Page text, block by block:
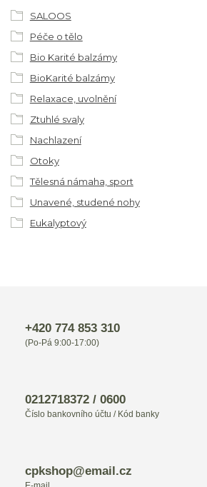
SALOOS
Péče o tělo
Bio Karité balzámy
BioKarité balzámy
Relaxace, uvolnění
Ztuhlé svaly
Nachlazení
Otoky
Tělesná námaha, sport
Unavené, studené nohy
Eukalyptový
+420 774 853 310
(Po-Pá 9:00-17:00)
0212718372 / 0600
Číslo bankovního účtu / Kód banky
cpkshop@email.cz